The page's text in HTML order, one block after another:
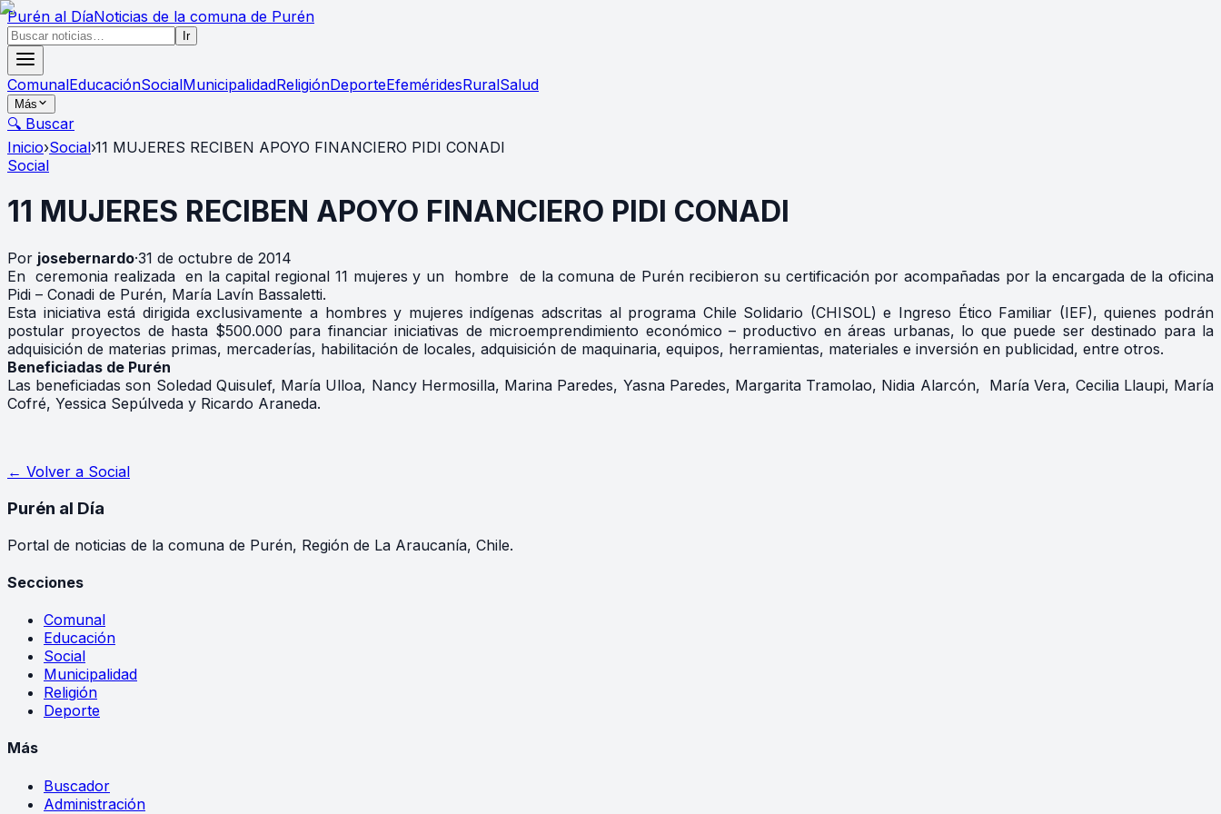
Purén al DíaNoticias de la comuna de Purén
Ir
ComunalEducaciónSocialMunicipalidadReligiónDeporteEfeméridesRuralSalud
Más
🔍 Buscar
Inicio›Social›11 MUJERES RECIBEN APOYO FINANCIERO PIDI CONADI
Social
11 MUJERES RECIBEN APOYO FINANCIERO PIDI CONADI
Por josebernardo·31 de octubre de 2014
En ceremonia realizada en la capital regional 11 mujeres y un hombre de la comuna de Purén recibieron su certificación por acompañadas por la encargada de la oficina
Pidi – Conadi de Purén, María Lavín Bassaletti.
Esta iniciativa está dirigida exclusivamente a hombres y mujeres indígenas adscritas al programa Chile Solidario (CHISOL) e Ingreso Ético Familiar (IEF), quienes podrán
postular proyectos de hasta $500.000 para financiar iniciativas de microemprendimiento económico – productivo en áreas urbanas, lo que puede ser destinado para la
adquisición de materias primas, mercaderías, habilitación de locales, adquisición de maquinaria, equipos, herramientas, materiales e inversión en publicidad, entre otros.
Beneficiadas de Purén
Las beneficiadas son Soledad Quisulef, María Ulloa, Nancy Hermosilla, Marina Paredes, Yasna Paredes, Margarita Tramolao, Nidia Alarcón, María Vera, Cecilia Llaupi, María
Cofré, Yessica Sepúlveda y Ricardo Araneda.
← Volver a Social
Purén al Día
Portal de noticias de la comuna de Purén, Región de La Araucanía, Chile.
Secciones
Comunal
Educación
Social
Municipalidad
Religión
Deporte
Más
Buscador
Administración